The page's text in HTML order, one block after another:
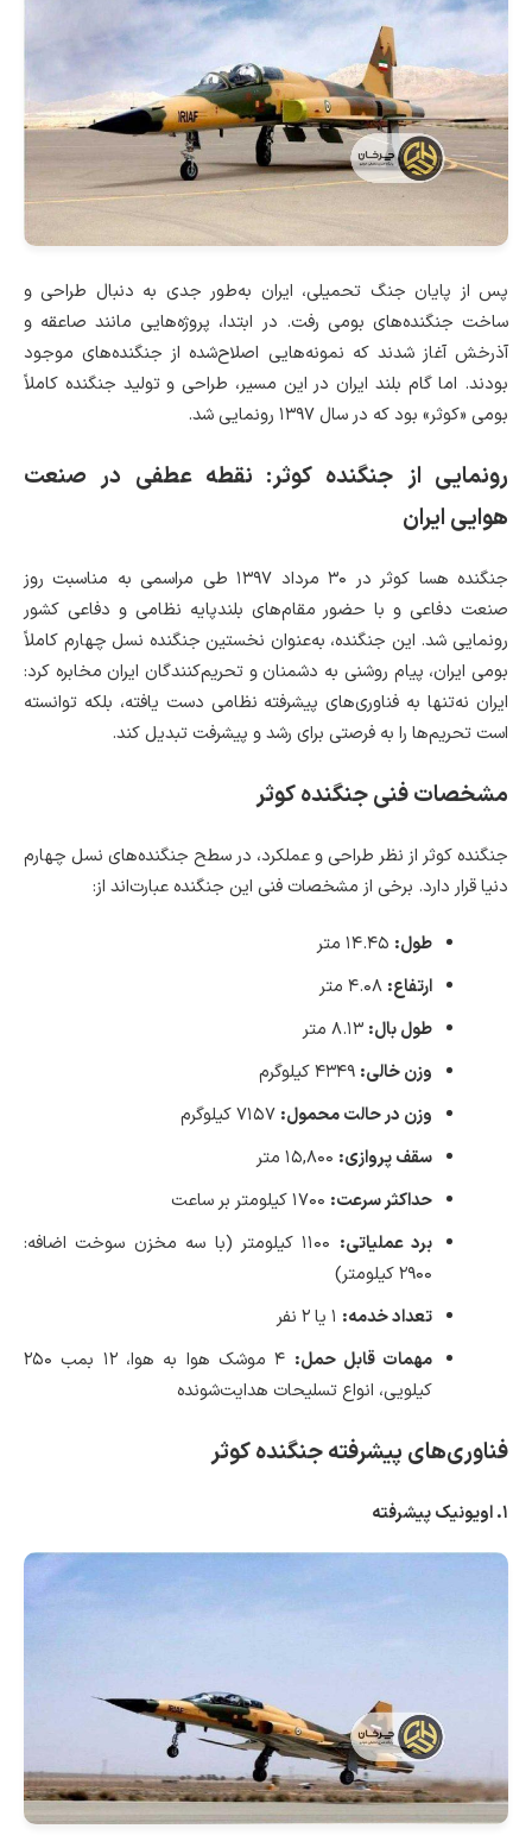
پس از پایان جنگ تحمیلی، ایران به‌طور جدی به دنبال طراحی و
ساخت جنگنده‌های بومی رفت. در ابتدا، پروژه‌هایی مانند صاعقه و
آذرخش آغاز شدند که نمونه‌هایی اصلاح‌شده از جنگنده‌های موجود
بودند. اما گام بلند ایران در این مسیر، طراحی و تولید جنگنده کاملاً
بومی «کوثر» بود که در سال ۱۳۹۷ رونمایی شد.
رونمایی از جنگنده کوثر: نقطه عطفی در صنعت
هوایی ایران
جنگنده هسا کوثر در ۳۰ مرداد ۱۳۹۷ طی مراسمی به مناسبت روز
صنعت دفاعی و با حضور مقام‌های بلندپایه نظامی و دفاعی کشور
رونمایی شد. این جنگنده، به‌عنوان نخستین جنگنده نسل چهارم کاملاً
بومی ایران، پیام روشنی به دشمنان و تحریم‌کنندگان ایران مخابره کرد:
ایران نه‌تنها به فناوری‌های پیشرفته نظامی دست یافته، بلکه توانسته
است تحریم‌ها را به فرصتی برای رشد و پیشرفت تبدیل کند.
مشخصات فنی جنگنده کوثر
جنگنده کوثر از نظر طراحی و عملکرد، در سطح جنگنده‌های نسل چهارم
دنیا قرار دارد. برخی از مشخصات فنی این جنگنده عبارت‌اند از:
طول:
ارتفاع:
طول بال:
وزن خالی:
وزن در حالت محمول:
سقف پروازی:
حداکثر سرعت:
برد عملیاتی:
۱۱۰۰ کیلومتر (با سه مخزن سوخت اضافه:
۲۹۰۰ کیلومتر)
تعداد خدمه:
مهمات قابل حمل:
۴ موشک هوا به هوا، ۱۲ بمب ۲۵۰
کیلویی، انواع تسلیحات هدایت‌شونده
فناوری‌های پیشرفته جنگنده کوثر
۱. اویونیک پیشرفته